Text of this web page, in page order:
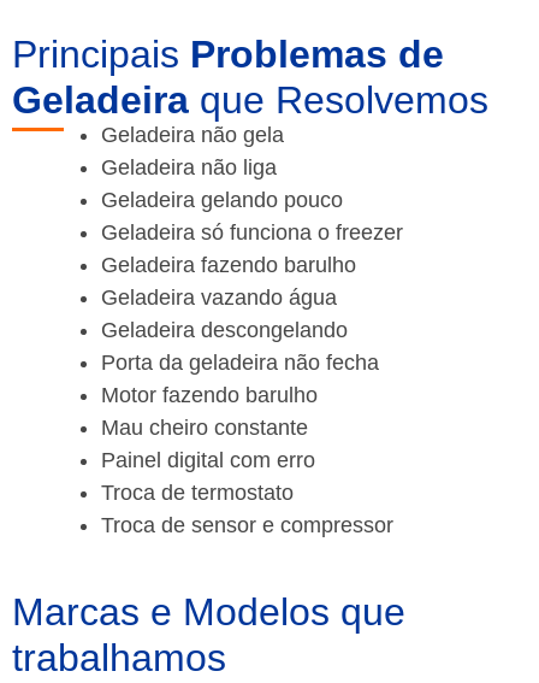
Principais Problemas de
Geladeira que Resolvemos
Geladeira não gela
Geladeira não liga
Geladeira gelando pouco
Geladeira só funciona o freezer
Geladeira fazendo barulho
Geladeira vazando água
Geladeira descongelando
Porta da geladeira não fecha
Motor fazendo barulho
Mau cheiro constante
Painel digital com erro
Troca de termostato
Troca de sensor e compressor
Marcas e Modelos que
trabalhamos